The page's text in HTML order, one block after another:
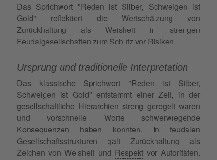
Das Sprichwort "Reden ist Silber, Schweigen ist
Gold" reflektiert dieWertschätzung von
Zurückhaltung als Weisheit in strengen
Feudalgesellschaften zum Schutz vor Risiken.
Ursprung und traditionelle Interpretation
Das klassische Sprichwort "Reden ist Silber,
Schweigen ist Gold" entstammt einer Zeit, in der
gesellschaftliche Hierarchien streng geregelt waren
und vorschnelle Worte schwerwiegende
Konsequenzen haben konnten. In feudalen
Gesellschaftsstrukturen galt Zurückhaltung als
Zeichen von Weisheit und Respektvor Autoritäten.